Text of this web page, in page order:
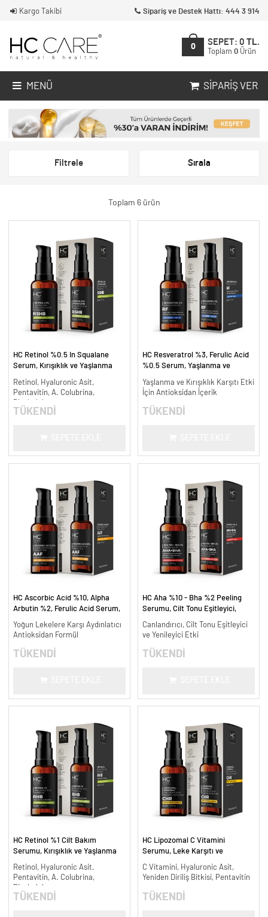
Kargo Takibi Sipariş ve Destek Hattı: 444 3 914
0
SEPET: 0 TL.
Toplam 0 Ürün
MENÜ SIPARIŞ VER
Filtrele Sırala
Toplam 6 ürün
HC Retinol %0.5 In Squalane
Serum, Kırışıklık ve Yaşlanma
Retinol, Hyaluronic Asit,
Pentavitin, A. Colubrina,
Bisabolol
TÜKENDİ
HC Resveratrol %3, Ferulic Acid
%0.5 Serum, Yaşlanma ve
Yaşlanma ve Kırışıklık Karşıtı Etki
İçin Antioksidan İçerik
TÜKENDİ
HC Ascorbic Acid %10, Alpha
Arbutin %2, Ferulic Acid Serum,
ml.
Yoğun Lekelere Karşı Aydınlatıcı
Antioksidan Formül
TÜKENDİ
HC Aha %10 - Bha %2 Peeling
Serumu, Cilt Tonu Eşitleyici,
Canlandırıcı, Cilt Tonu Eşitleyici
ve Yenileyici Etki
TÜKENDİ
HC Retinol %1 Cilt Bakım
Serumu, Kırışıklık ve Yaşlanma
Retinol, Hyaluronic Asit,
Pentavitin, A. Colubrina,
Bisabolol
TÜKENDİ
HC Lipozomal C Vitamini
Serumu, Leke Karşıtı ve
C Vitamini, Hyaluronic Asit,
Yeniden Diriliş Bitkisi, Pentavitin
TÜKENDİ